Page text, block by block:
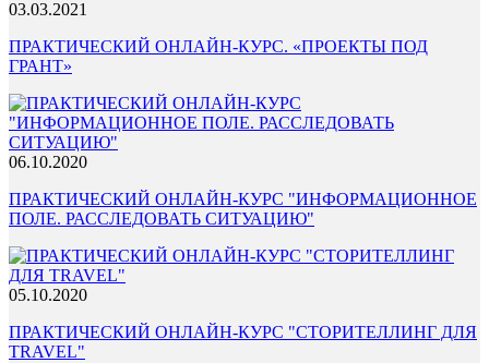
03.03.2021
ПРАКТИЧЕСКИЙ ОНЛАЙН-КУРС. «ПРОЕКТЫ ПОД
ГРАНТ»
06.10.2020
ПРАКТИЧЕСКИЙ ОНЛАЙН-КУРС "ИНФОРМАЦИОННОЕ
ПОЛЕ. РАССЛЕДОВАТЬ СИТУАЦИЮ"
05.10.2020
ПРАКТИЧЕСКИЙ ОНЛАЙН-КУРС "СТОРИТЕЛЛИНГ ДЛЯ
TRAVEL"